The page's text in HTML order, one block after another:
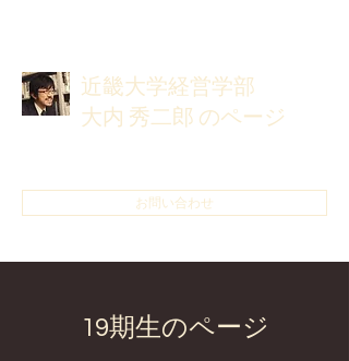
近畿大学経営学部
大内 秀二郎 のページ
お問い合わせ
19期生のページ